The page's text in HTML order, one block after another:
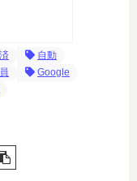
自動
Google